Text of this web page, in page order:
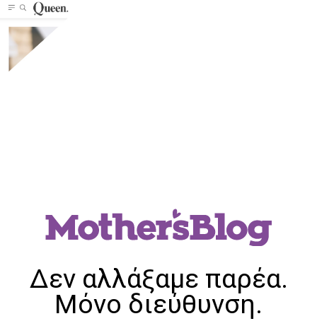
Δεν αλλάξαμε παρέα.
Μόνο διεύθυνση.